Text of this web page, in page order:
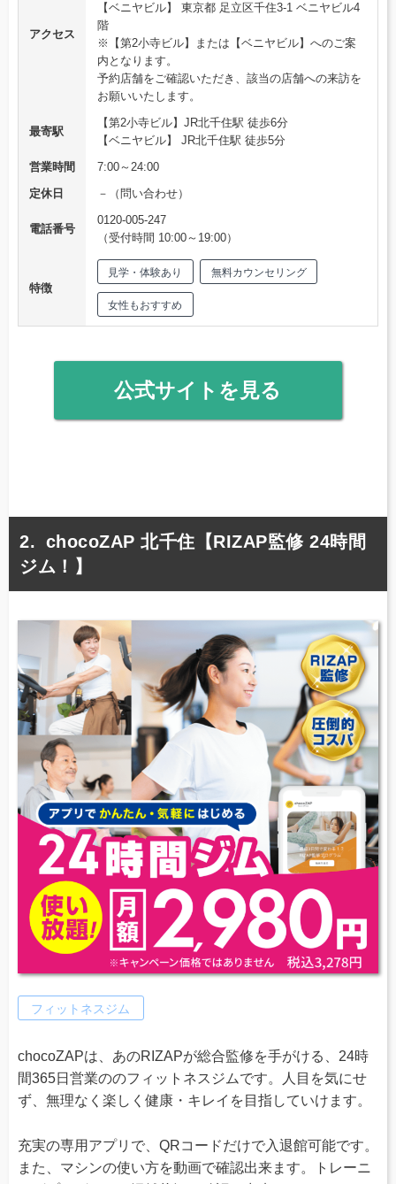
アクセス
【ベニヤビル】 東京都 足立区千住3-1 ベニヤビル4
階
※【第2小寺ビル】または【ベニヤビル】へのご案
内となります。
予約店舗をご確認いただき、該当の店舗への来訪を
お願いいたします。
最寄駅
【第2小寺ビル】JR北千住駅 徒歩6分
【ベニヤビル】 JR北千住駅 徒歩5分
営業時間
7:00～24:00
定休日
－（問い合わせ）
電話番号
0120-005-247
（受付時間 10:00～19:00）
特徴
見学・体験あり 無料カウンセリング
女性もおすすめ
公式サイトを見る
chocoZAP 北千住【RIZAP監修 24時間
ジム！】
フィットネスジム
chocoZAPは、あのRIZAPが総合監修を手がける、24時
間365日営業ののフィットネスジムです。人目を気にせ
ず、無理なく楽しく健康・キレイを目指していけます。
充実の専用アプリで、QRコードだけで入退館可能です。
また、マシンの使い方を動画で確認出来ます。トレーニ